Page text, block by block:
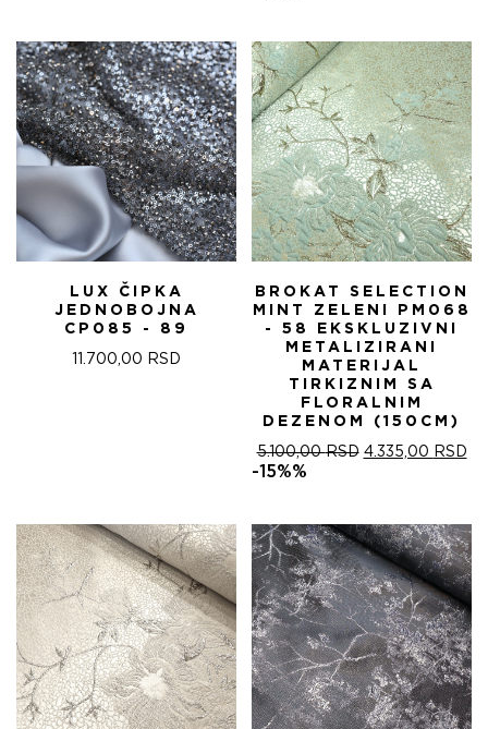
5.100,00 RSD.
LUX ČIPKA
JEDNOBOJNA
CP085 - 89
11.700,00 RSD
BROKAT SELECTION
MINT ZELENI PM068
- 58 EKSKLUZIVNI
METALIZIRANI
MATERIJAL
TIRKIZNIM SA
FLORALNIM
DEZENOM (150CM)
5.100,00RSD ОРИГИНАЛНА
5.100,00 RSD.
4.335,00 RSD
-15%%